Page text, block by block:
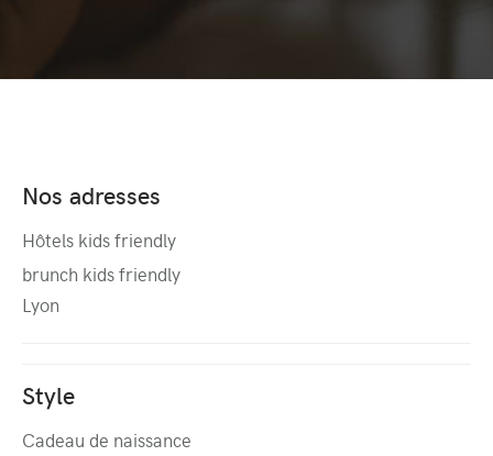
Nos adresses
Hôtels kids friendly
brunch kids friendly
Lyon
Style
Cadeau de naissance